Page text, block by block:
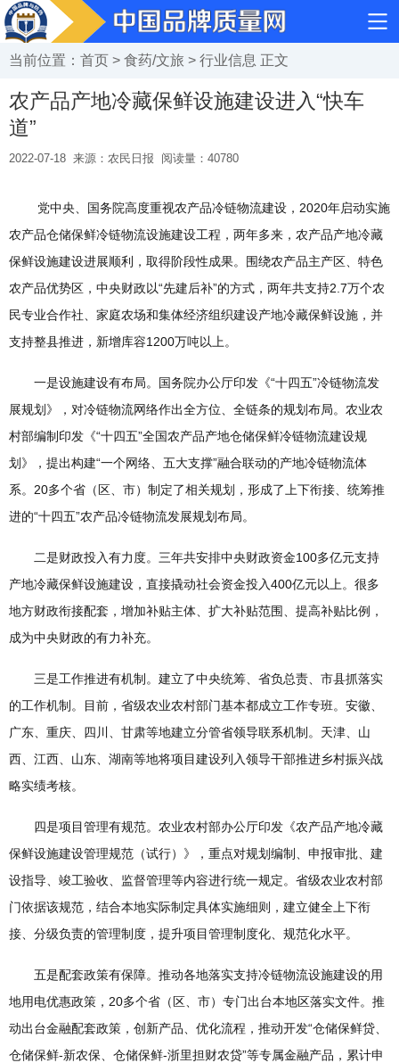
当前位置： 首页 > 食药/文旅 > 行业信息 正文
农产品产地冷藏保鲜设施建设进入“快车
道”
2022-07-18 来源：农民日报 阅读量： 40780
党中央、国务院高度重视农产品冷链物流建设，2020年启动实施
农产品仓储保鲜冷链物流设施建设工程，两年多来，农产品产地冷藏
保鲜设施建设进展顺利，取得阶段性成果。围绕农产品主产区、特色
农产品优势区，中央财政以“先建后补”的方式，两年共支持2.7万个农
民专业合作社、家庭农场和集体经济组织建设产地冷藏保鲜设施，并
支持整县推进，新增库容1200万吨以上。
一是设施建设有布局。国务院办公厅印发《“十四五”冷链物流发
展规划》，对冷链物流网络作出全方位、全链条的规划布局。农业农
村部编制印发《“十四五”全国农产品产地仓储保鲜冷链物流建设规
划》，提出构建“一个网络、五大支撑”融合联动的产地冷链物流体
系。20多个省（区、市）制定了相关规划，形成了上下衔接、统筹推
进的“十四五”农产品冷链物流发展规划布局。
二是财政投入有力度。三年共安排中央财政资金100多亿元支持
产地冷藏保鲜设施建设，直接撬动社会资金投入400亿元以上。很多
地方财政衔接配套，增加补贴主体、扩大补贴范围、提高补贴比例，
成为中央财政的有力补充。
三是工作推进有机制。建立了中央统筹、省负总责、市县抓落实
的工作机制。目前，省级农业农村部门基本都成立工作专班。安徽、
广东、重庆、四川、甘肃等地建立分管省领导联系机制。天津、山
西、江西、山东、湖南等地将项目建设列入领导干部推进乡村振兴战
略实绩考核。
四是项目管理有规范。农业农村部办公厅印发《农产品产地冷藏
保鲜设施建设管理规范（试行）》，重点对规划编制、申报审批、建
设指导、竣工验收、监督管理等内容进行统一规定。省级农业农村部
门依据该规范，结合本地实际制定具体实施细则，建立健全上下衔
接、分级负责的管理制度，提升项目管理制度化、规范化水平。
五是配套政策有保障。推动各地落实支持冷链物流设施建设的用
地用电优惠政策，20多个省（区、市）专门出台本地区落实文件。推
动出台金融配套政策，创新产品、优化流程，推动开发“仓储保鲜贷、
仓储保鲜-新农保、仓储保鲜-浙里担财农贷”等专属金融产品，累计申